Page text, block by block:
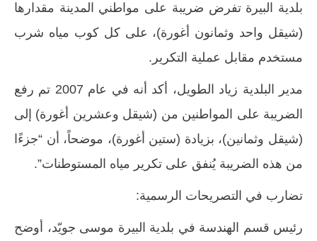
بلدية البيرة تفرض ضريبة على مواطني المدينة مقدارها
(شيقل واحد وثمانون أغورة)، على كل كوب مياه شرب
مستخدم مقابل عملية التكرير.
مدير البلدية زياد الطويل، أكد أنه في عام 2007 تم رفع
الضريبة على المواطنين من (شيقل وعشرين أغورة) إلى
(شيقل وثمانين)، بزيادة (ستين أغورة)، موضحاً، أن “جزءًا
من هذه الضريبة يُنفق على تكرير مياه المستوطنات”.
تضارب في التصريحات الرسمية:
رئيس قسم الهندسة في بلدية البيرة موسى جويّد، أوضح